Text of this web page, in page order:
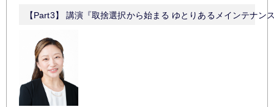
【Part3】 講演『取捨選択から始まる ゆとりあるメインテナン